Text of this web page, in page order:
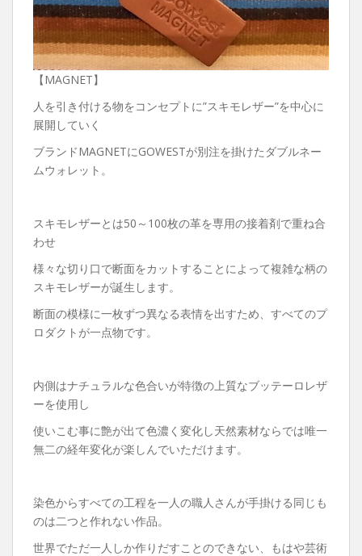
【MAGNET】
人を引き付ける物をコンセプトに”スキモレザー”を中心に
展開していく
ブランドMAGNETにGOWESTが別注を掛けたダブルネー
ムウォレット。
スキモレザーとは50～100枚の革を専用の接着剤で重ね合
わせ
様々な切り口で断面をカットすることによって複雑な柄の
スキモレザーが誕生します。
断面の模様に一枚ずつ異なる表情を出すため、すべてのプ
ロダクトが一点物です。
内側はナチュラルな色合いが特徴の上質なブッテーロレザ
ーを使用し
使いこむ事に艶が出て色濃く変化し天然素材ならでは唯一
無二の経年変化が楽しんでいただけます。
染色からすべての工程を一人の職人さんが手掛ける同じも
のは二つと作れない作品。
世界でただ一人しか作りだすことのできない、もはや芸術